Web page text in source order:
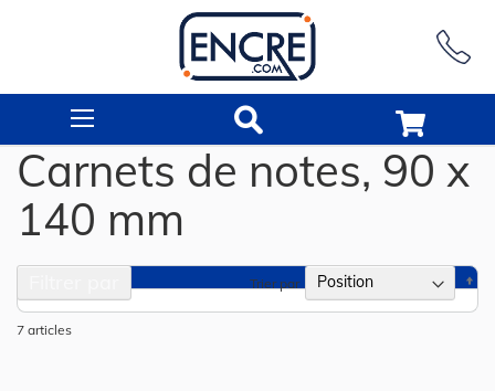
Carnets de notes, 90 x
140 mm
7 articles
Trier par